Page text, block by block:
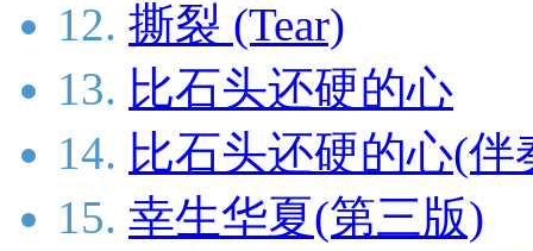
12. 撕裂 (Tear)
13. 比石头还硬的心
14. 比石头还硬的心(伴
15. 幸生华夏(第三版)